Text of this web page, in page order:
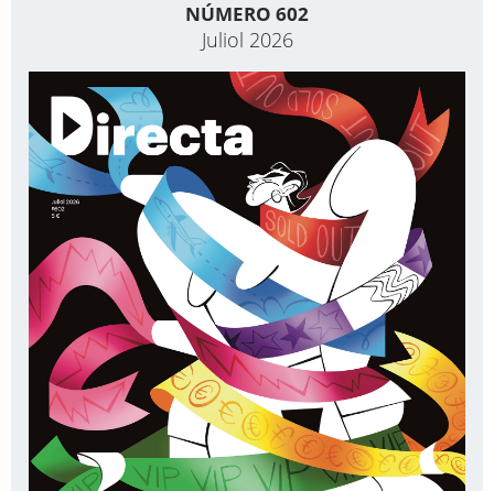
NÚMERO 602
Juliol 2026